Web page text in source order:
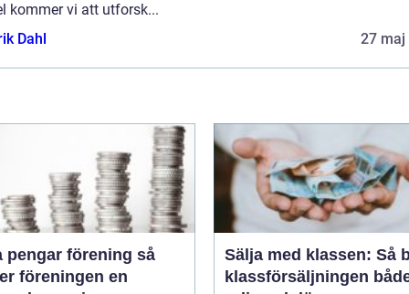
kommer vi att utforsk...
Dahl
27 maj
förening så
föreningen en
Sälja med klassen: Så
klassförsäljningen